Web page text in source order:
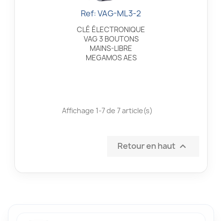
Aperçu rapide
Ref: VAG-ML3-2
CLÉ ÉLECTRONIQUE
VAG 3 BOUTONS
MAINS-LIBRE
MEGAMOS AES
Affichage 1-7 de 7 article(s)
Retour en haut 